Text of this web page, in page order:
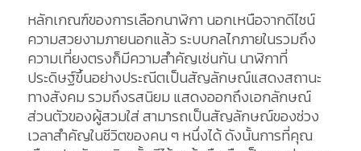
หลักเกณฑ์ของการเลือกนาฬิกา นอกเหนือจากดีไซน์
ความสวยงามภายนอกแล้ว ระบบกลไกภายในรวมถึง
ความเที่ยงตรงก็มีความสำคัญเช่นกัน นาฬิกาที่
ประดิษฐ์ขึ้นอย่างประณีตเป็นสัญลักษณ์แสดงสถานะ
ทางสังคม รวมถึงรสนิยม แสดงออกถึงเอกลักษณ์
ส่วนตัวของผู้สวมใส่ สามารถเป็นสัญลักษณ์ของช่วง
เวลาสำคัญในชีวิตของคน ๆ หนึ่งได้ ดังนั้นการที่คุณ